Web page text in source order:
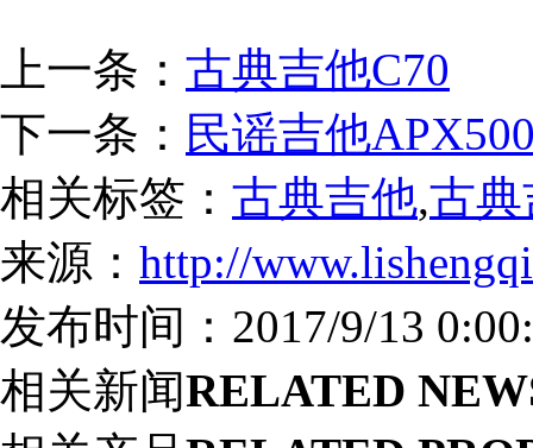
上一条： 古典吉他C70
下一条： 民谣吉他
相关标签： 古典吉他,古
来源： http://
发布时间：2017/9/13
相关新闻RELATED